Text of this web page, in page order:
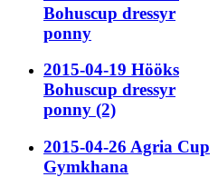
Bohuscup dressyr
ponny
2015-04-19 Hööks
Bohuscup dressyr
ponny (2)
2015-04-26 Agria Cup
Gymkhana